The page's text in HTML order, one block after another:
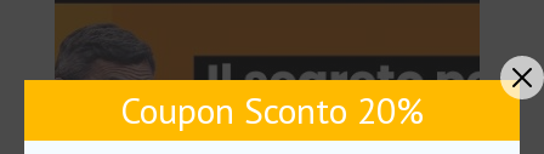
Coupon Sconto 20%